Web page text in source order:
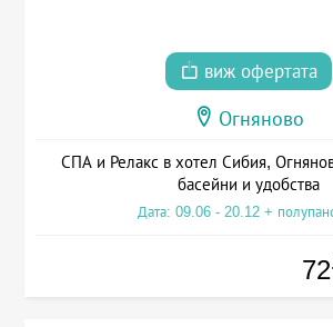
виж офертата
Огняново
СПА и Релакс в хотел Сибия,
басейни и удобства
Дата: 09.06 - 20.12 +
72